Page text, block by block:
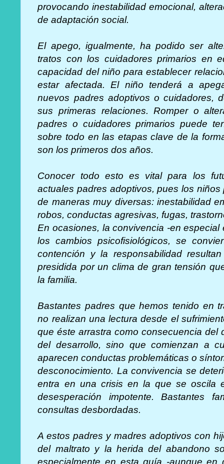
provocando inestabilidad emocional,
de adaptación social.
El apego, igualmente, ha podido ser
tratos con los cuidadores primarios en
capacidad del niño para establecer
estar afectada. El niño tenderá a
nuevos padres adoptivos o cuidadores,
sus primeras relaciones. Romper o
padres o cuidadores primarios puede
sobre todo en las etapas clave de la
son los primeros dos años.
Conocer todo esto es vital para los
actuales padres adoptivos, pues los
de maneras muy diversas: inestabilidad
robos, conductas agresivas, fugas,
En ocasiones, la convivencia -en
los cambios psicofisiológicos, se
contención y la responsabilidad
presidida por un clima de gran tensión
la familia.
Bastantes padres que hemos tenido en
no realizan una lectura desde el
que éste arrastra como consecuencia del
del desarrollo, sino que comienzan a
aparecen conductas problemáticas o
desconocimiento. La convivencia se
entra en una crisis en la que se oscila
desesperación impotente. Bastantes
consultas desbordadas.
A estos padres y madres adoptivos con
del maltrato y la herida del abandono
especialmente en esta guía -aunque